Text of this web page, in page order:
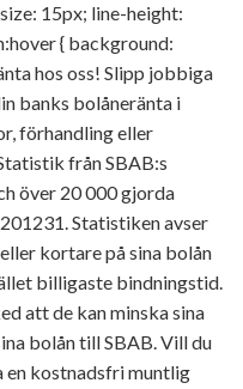
15px; line-height:
{ background:
hos oss! Slipp jobbiga
banks bolåneränta i
förhandling eller
från SBAB:s
över 20 000 gjorda
Statistiken avser
kortare på sina bolån
billigaste bindningstid.
att de kan minska sina
bolån till SBAB. Vill du
en kostnadsfri muntlig